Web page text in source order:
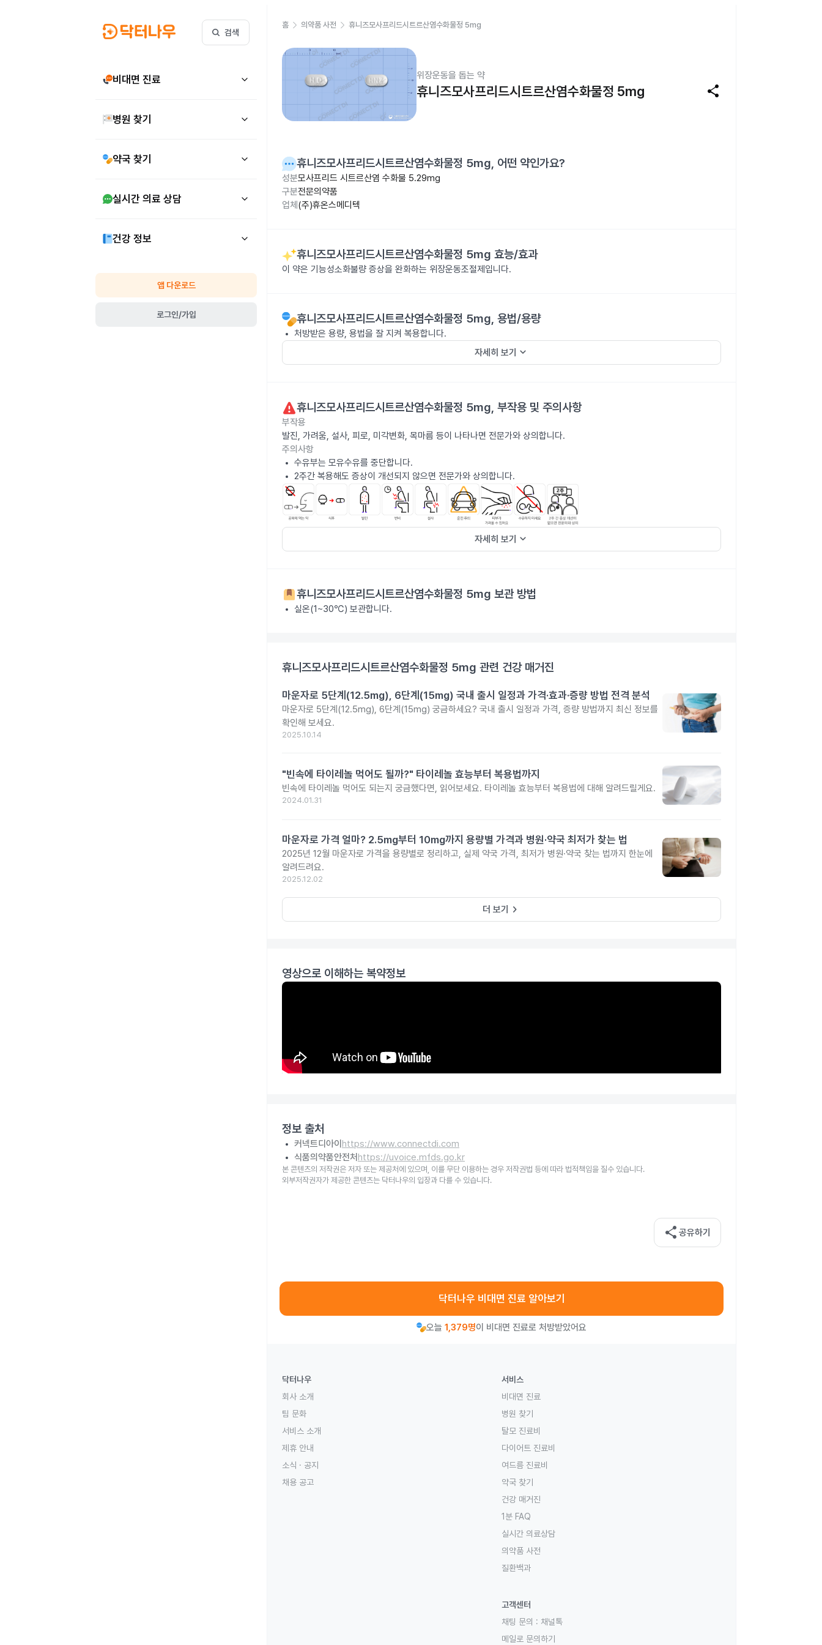
검색
비대면 진료
병원 찾기
약국 찾기
실시간 의료 상담
건강 정보
앱 다운로드
로그인/가입
홈 의약품 사전 휴니즈모사프리드시트르산염수화물정 5mg
위장운동을 돕는 약
휴니즈모사프리드시트르산염수화물정 5mg share
휴니즈모사프리드시트르산염수화물정 5mg, 어떤 약인가요?
성분모사프리드 시트르산염 수화물 5.29mg
구분전문의약품
업체 (주)휴온스메디텍
휴니즈모사프리드시트르산염수화물정 5mg 효능/효과
이 약은 기능성소화불량 증상을 완화하는 위장운동조절제입니다.
휴니즈모사프리드시트르산염수화물정 5mg, 용법/용량
처방받은 용량, 용법을 잘 지켜 복용합니다.
자세히 보기 keyboard_arrow_down
휴니즈모사프리드시트르산염수화물정 5mg, 부작용 및 주의사항
부작용
발진, 가려움, 설사, 피로, 미각변화, 목마름 등이 나타나면 전문가와 상의합니다.
주의사항
수유부는 모유수유를 중단합니다.
2주간 복용해도 증상이 개선되지 않으면 전문가와 상의합니다.
자세히 보기 keyboard_arrow_down
휴니즈모사프리드시트르산염수화물정 5mg 보관 방법
실온(1~30℃) 보관합니다.
휴니즈모사프리드시트르산염수화물정 5mg 관련 건강 매거진
마운자로 5단계(12.5mg), 6단계(15mg) 국내 출시 일정과 가격·효과·증량 방법 전격 분석
마운자로 5단계(12.5mg), 6단계(15mg) 궁금하세요? 국내 출시 일정과 가격, 증량 방법까지 최신 정보를
확인해 보세요.
2025.10.14
"빈속에 타이레놀 먹어도 될까?" 타이레놀 효능부터 복용법까지
빈속에 타이레놀 먹어도 되는지 궁금했다면, 읽어보세요. 타이레놀 효능부터 복용법에 대해 알려드릴게요.
2024.01.31
마운자로 가격 얼마? 2.5mg부터 10mg까지 용량별 가격과 병원·약국 최저가 찾는 법
2025년 12월 마운자로 가격을 용량별로 정리하고, 실제 약국 가격, 최저가 병원·약국 찾는 법까지 한눈에
알려드려요.
2025.12.02
더 보기 keyboard_arrow_right
영상으로 이해하는 복약정보
정보 출처
커넥트디아이 https://www.connectdi.com
식품의약품안전처 https://uvoice.mfds.go.kr
본 콘텐츠의 저작권은 저자 또는 제공처에 있으며, 이를 무단 이용하는 경우 저작권법 등에 따라 법적책임을 질수 있습니다.
외부저작권자가 제공한 콘텐츠는 닥터나우의 입장과 다를 수 있습니다.
share 공유하기
닥터나우 비대면 진료 알아보기
오늘 1,379명이 비대면 진료로 처방받았어요
닥터나우
회사 소개
팀 문화
서비스 소개
제휴 안내
소식 · 공지
채용 공고
서비스
비대면 진료
병원 찾기
탈모 진료비
다이어트 진료비
여드름 진료비
약국 찾기
건강 매거진
1분 FAQ
실시간 의료상담
의약품 사전
질환백과
고객센터
채팅 문의 : 채널톡
메일로 문의하기